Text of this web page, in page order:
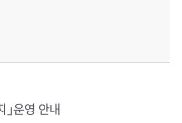
」운영 안내